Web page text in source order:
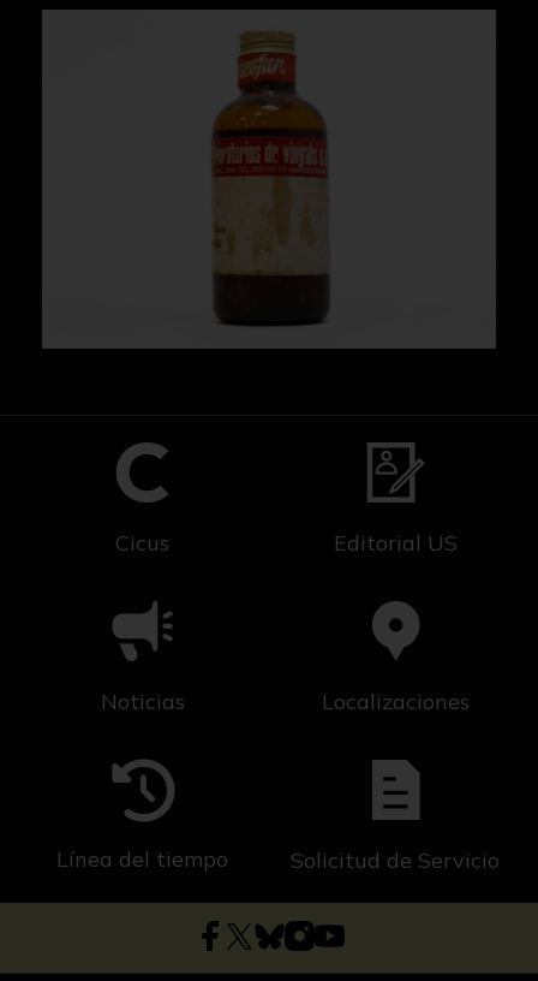
Cicus Editorial US
Noticias Localizaciones
Línea del tiempo Solicitud de Servicio